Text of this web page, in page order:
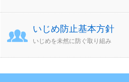
いじめ防止基本方針
いじめを未然に防ぐ取り組み